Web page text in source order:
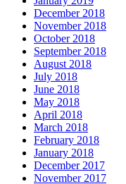
December 2018
November 2018
October 2018
September 2018
August 2018
July 2018
June 2018
May 2018
April 2018
March 2018
February 2018
January 2018
December 2017
November 2017